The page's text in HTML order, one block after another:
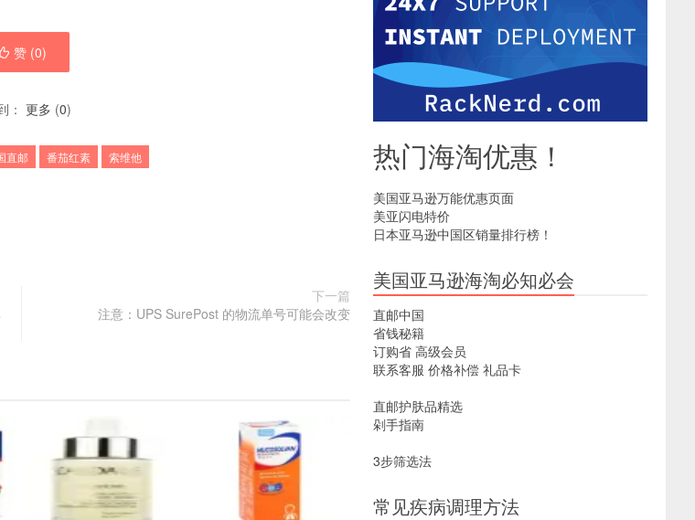
赞 (0)
： 更多 (0)
直邮 番茄红素 索维他
下一篇
注意：UPS SurePost 的物流单号可能会改变
热门海淘优惠！
美国亚马逊万能优惠页面
美亚闪电特价
日本亚马逊中国区销量排行榜！
美国亚马逊海淘必知必会
直邮中国
省钱秘籍
订购省 高级会员
联系客服 价格补偿 礼品卡
直邮护肤品精选
剁手指南
3步筛选法
常见疾病调理方法